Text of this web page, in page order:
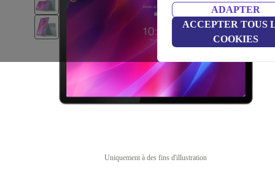
ADAPTER
ACCEPTER TOUS
COOKIES
Uniquement à des fins d'illustration